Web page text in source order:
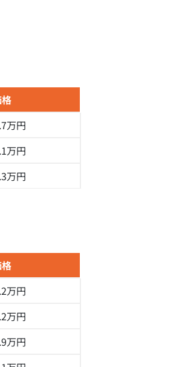
万円
万円
万円
万円
万円
万円